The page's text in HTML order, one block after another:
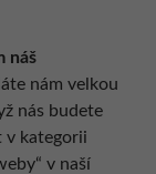
náš
nám velkou
nás budete
v kategorii
v naší